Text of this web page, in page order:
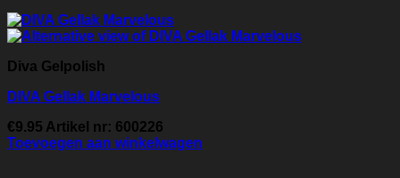
Diva Gelpolish
DIVA Gellak Marvelous
€9.95 Artikel nr: 600226
Toevoegen aan winkelwagen